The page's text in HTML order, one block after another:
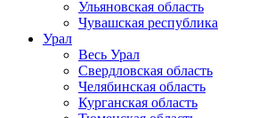
Ульяновская область
Чувашская республика
Урал
Весь Урал
Свердловская область
Челябинская область
Курганская область